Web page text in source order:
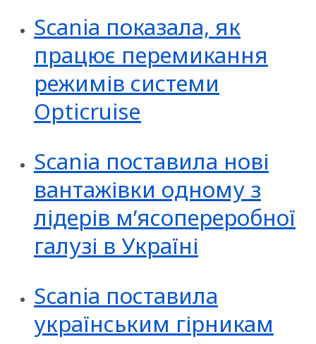
Scania показала, як
працює перемикання
режимів системи
Opticruise
Scania поставила нові
вантажівки одному з
лідерів м’ясопереробної
галузі в Україні
Scania поставила
українським гірникам